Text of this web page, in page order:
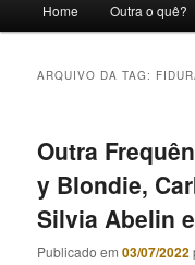
principal
Home Outra o quê?
ARQUIVO DA TAG:
Outra
y Blondie,
Silvia Abelin
Publicado em03/07/2022